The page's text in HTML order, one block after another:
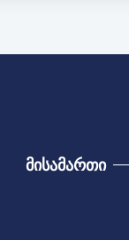
ᲛᲘᲡᲐᲛᲐᲠᲗᲘ